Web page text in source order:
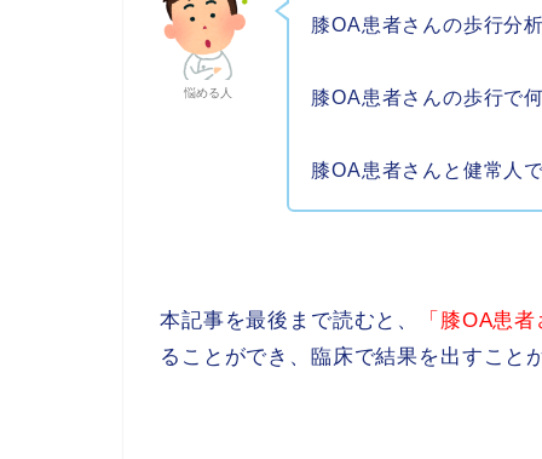
悩める人
膝OA患者さんの歩行分
膝OA患者さんの歩行で
膝OA患者さんと健常人
本記事を最後まで読むと、
「膝OA患
ることができ、臨床で結果を出すこと